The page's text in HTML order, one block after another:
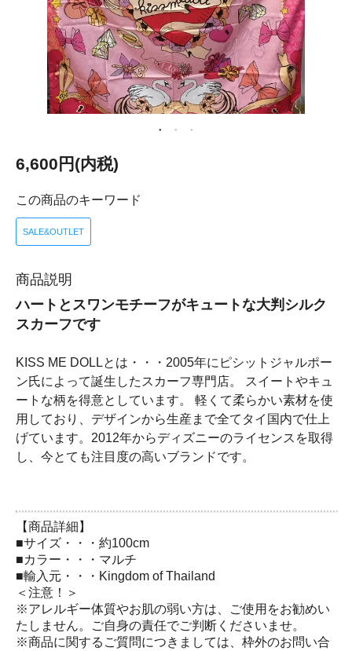
6,600円(内税)
この商品のキーワード
SALE&OUTLET
商品説明
ハートとスワンモチーフがキュートな大判シルク
スカーフです
KISS ME DOLLとは・・・2005年にピシットジャルポー
ン氏によって誕生したスカーフ専門店。 スイートやキュ
ートな柄を得意としています。 軽くて柔らかい素材を使
用しており、デザインから生産まで全てタイ国内で仕上
げています。2012年からディズニーのライセンスを取得
し、今とても注目度の高いブランドです。
【商品詳細】
■サイズ・・・約100cm
■カラー・・・マルチ
■輸入元・・・Kingdom of Thailand
＜注意！＞
※アレルギー体質やお肌の弱い方は、ご使用をお勧めい
たしません。ご自身の責任でご判断くださいませ。
※商品に関するご質問につきましては、枠外のお問い合